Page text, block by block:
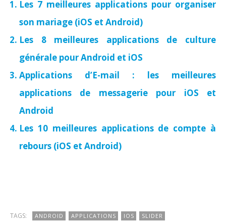
Les 7 meilleures applications pour organiser
son mariage (iOS et Android)
Les 8 meilleures applications de culture
générale pour Android et iOS
Applications d’E-mail : les meilleures
applications de messagerie pour iOS et
Android
Les 10 meilleures applications de compte à
rebours (iOS et Android)
TAGS: ANDROID APPLICATIONS IOS SLIDER